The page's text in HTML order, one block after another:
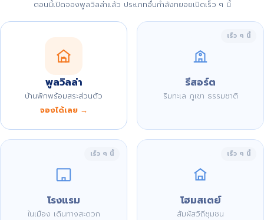
ตอนนี้เปิดจองพูลวิลล่าแล้ว ประเภทอื่นกำลังทยอยเปิดเร็ว ๆ นี้
พูลวิลล่า
บ้านพักพร้อมสระส่วนตัว
จองได้เลย →
เร็ว ๆ นี้
รีสอร์ต
ริมทะเล ภูเขา ธรรมชาติ
เร็ว ๆ นี้
โรงแรม
ในเมือง เดินทางสะดวก
เร็ว ๆ นี้
โฮมสเตย์
สัมผัสวิถีชุมชน